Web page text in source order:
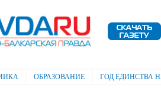
ОБРАЗОВАНИЕ ГОД ЕДИНСТВА